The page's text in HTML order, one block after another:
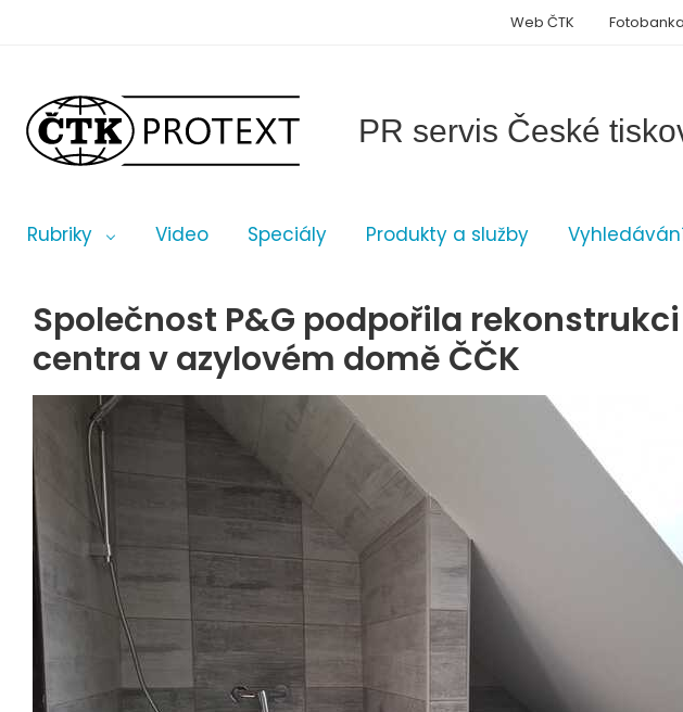
PR servis České
Rubriky Video Speciály Produkty a služby
Web ČTK Fotobanka
Společnost P&G podpořila
centra v azylovém domě ČČK